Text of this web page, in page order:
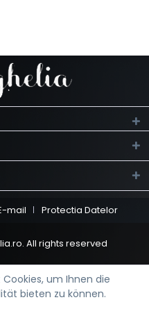
mail Protectia Datelor
All rights reserved
um Ihnen die
bieten zu können.